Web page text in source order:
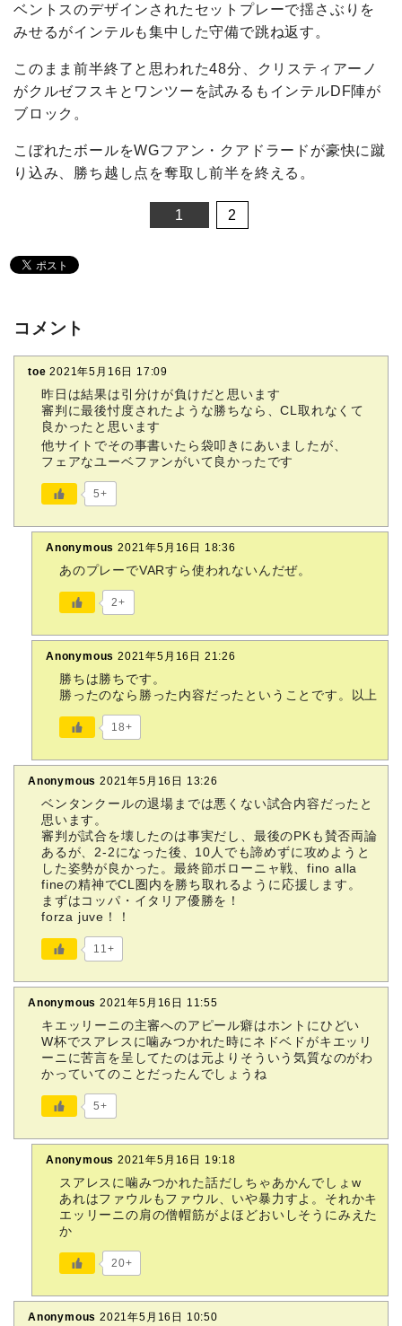
ベントスのデザインされたセットプレーで揺さぶりを
みせるがインテルも集中した守備で跳ね返す。
このまま前半終了と思われた48分、クリスティアーノ
がクルゼフスキとワンツーを試みるもインテルDF陣が
ブロック。
こぼれたボールをWGフアン・クアドラードが豪快に蹴
り込み、勝ち越し点を奪取し前半を終える。
1 2
コメント
toe 2021年5月16日 17:09
昨日は結果は引分けが負けだと思います
審判に最後忖度されたような勝ちなら、CL取れなくて
良かったと思います
他サイトでその事書いたら袋叩きにあいましたが、
フェアなユーベファンがいて良かったです
5+
Anonymous 2021年5月16日 18:36
あのプレーでVARすら使われないんだぜ。
2+
Anonymous 2021年5月16日 21:26
勝ちは勝ちです。
勝ったのなら勝った内容だったということです。以上
18+
Anonymous 2021年5月16日 13:26
ベンタンクールの退場までは悪くない試合内容だったと
思います。
審判が試合を壊したのは事実だし、最後のPKも賛否両論
あるが、2-2になった後、10人でも諦めずに攻めようと
した姿勢が良かった。最終節ボローニャ戦、fino alla
fineの精神でCL圏内を勝ち取れるように応援します。
まずはコッパ・イタリア優勝を！
forza juve！！
11+
Anonymous 2021年5月16日 11:55
キエッリーニの主審へのアピール癖はホントにひどい
W杯でスアレスに噛みつかれた時にネドベドがキエッリ
ーニに苦言を呈してたのは元よりそういう気質なのがわ
かっていてのことだったんでしょうね
5+
Anonymous 2021年5月16日 19:18
スアレスに噛みつかれた話だしちゃあかんでしょw
あれはファウルもファウル、いや暴力すよ。それかキ
エッリーニの肩の僧帽筋がよほどおいしそうにみえた
か
20+
Anonymous 2021年5月16日 10:50